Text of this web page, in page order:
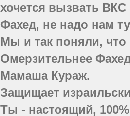
хочется вызвать
Фахед, не надо нам
Мы и так поняли,
Омерзительнее
Мамаша Кураж.
Защищает
Ты - настоящий,